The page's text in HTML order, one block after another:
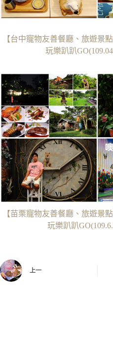
【台中寵物友善餐廳、旅遊景
玩樂趴趴
【苗栗寵物友善餐廳、旅遊景
玩樂趴趴
上一